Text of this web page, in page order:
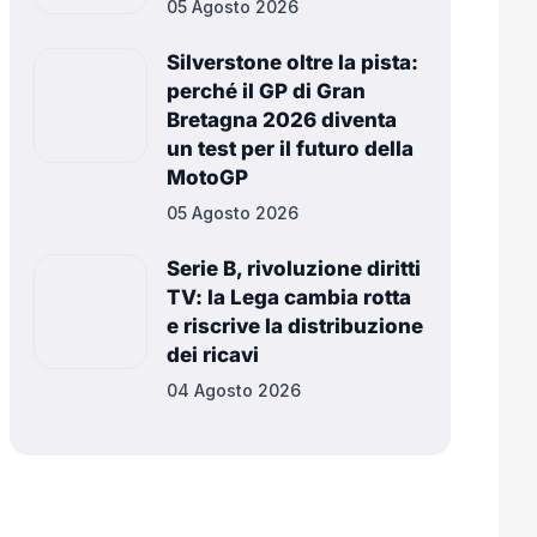
05 Agosto 2026
Silverstone oltre la pista:
perché il GP di Gran
Bretagna 2026 diventa
un test per il futuro della
MotoGP
05 Agosto 2026
Serie B, rivoluzione diritti
TV: la Lega cambia rotta
e riscrive la distribuzione
dei ricavi
04 Agosto 2026